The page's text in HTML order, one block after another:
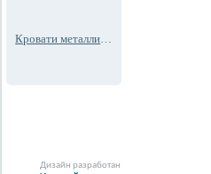
Кровати металлические
Дизайн разработан